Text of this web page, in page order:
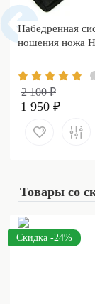
Набедренная
ношения ножа
2 100 ₽
1 950 ₽
Товары со
Скидка -24%